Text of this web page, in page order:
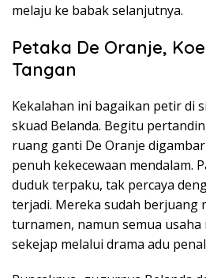
melaju ke babak selanjutnya.
Petaka De Oranje,
Tangan
Kekalahan ini bagaikan petir di
skuad Belanda. Begitu
ruang ganti De Oranje
penuh kekecewaan mendalam.
duduk terpaku, tak percaya
terjadi. Mereka sudah berjuang
turnamen, namun semua
sekejap melalui drama adu